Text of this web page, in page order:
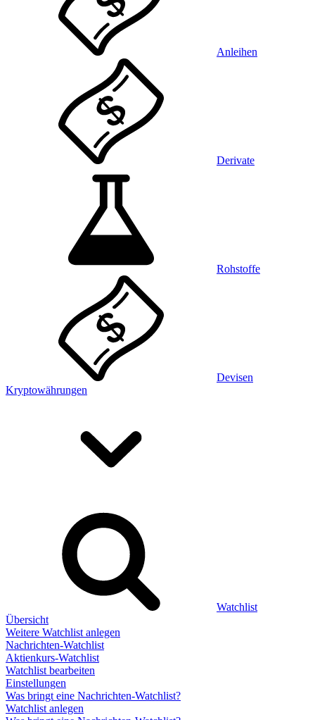
Anleihen
Derivate
Rohstoffe
Devisen
Kryptowährungen
Watchlist
Übersicht
Weitere Watchlist anlegen
Nachrichten-Watchlist
Aktienkurs-Watchlist
Watchlist bearbeiten
Einstellungen
Was bringt eine Nachrichten-Watchlist?
Watchlist anlegen